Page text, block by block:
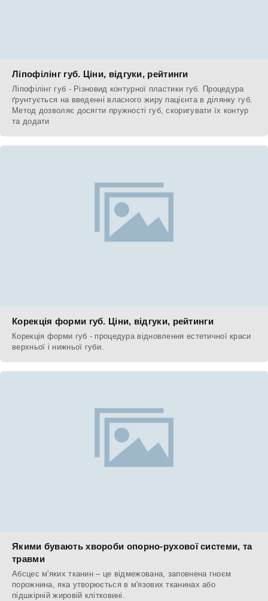
Ліпофілінг губ. Ціни, відгуки, рейтинги
Ліпофілінг губ - Різновид контурної пластики губ. Процедура
ґрунтується на введенні власного жиру пацієнта в ділянку губ.
Метод дозволяє досягти пружності губ, скоригувати їх контур
та додати
Корекція форми губ. Ціни, відгуки, рейтинги
Корекція форми губ - процедура відновлення естетичної краси
верхньої і нижньої губи.
Якими бувають хвороби опорно-рухової системи, та
травми
Абсцес м'яких тканин – це відмежована, заповнена гноєм
порожнина, яка утворюється в м'язових тканинах або
підшкірній жировій клітковині.